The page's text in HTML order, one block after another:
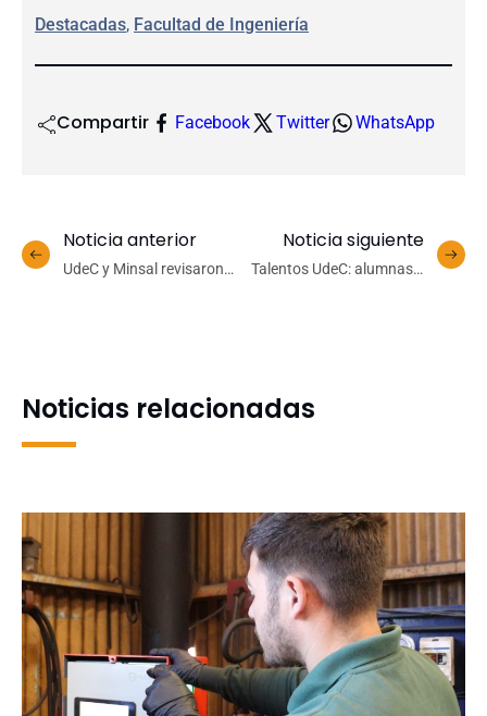
Destacadas, Facultad de Ingeniería
Compartir Facebook Twitter WhatsApp
Noticia anterior
UdeC y Minsal revisaron
Noticia siguiente
Talentos UdeC: alumnas y
Noticias relacionadas